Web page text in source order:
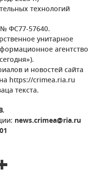
технологий
ФС77-57640.
унитарное
агентство
и новостей сайта
https://crimea.ria.ru
текста.
news.crimea@ria.ru